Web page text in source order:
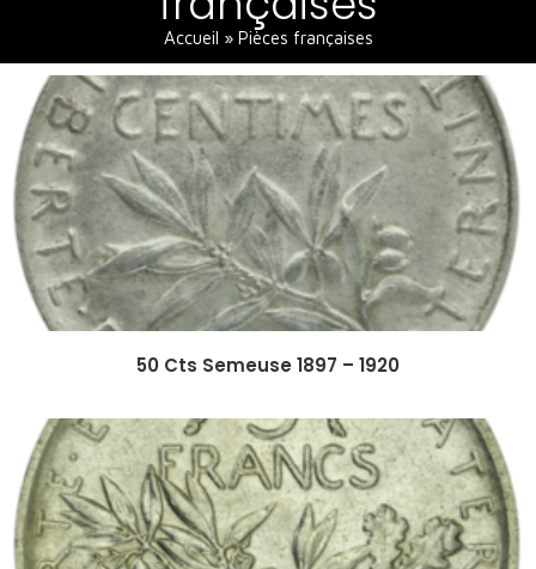
Accueil » Pièces françaises
50 Cts Semeuse 1897 – 1920